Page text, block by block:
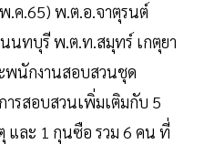
.ค.65) พ.ต.อ.จาตุรนต์
ทบุรี พ.ต.ท.สมุทร์ เกตุยา
พนักงานสอบสวนชุด
รสอบสวนเพิ่มเติมกับ 5
และ 1 กุนซือ รวม 6 คน ที่